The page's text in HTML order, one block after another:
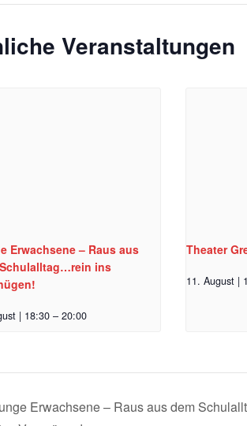
Veranstaltungen
Erwachsene – Raus aus
ins
| 18:30 – 20:00
Theater
11. August |
Erwachsene – Raus aus dem